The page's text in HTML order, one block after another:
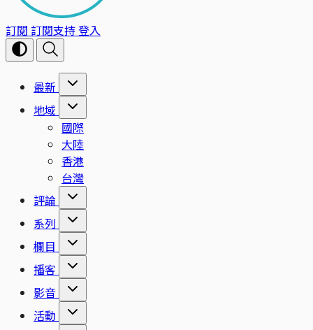
訂閱 訂閱支持登入
最新
地域
國際
大陸
香港
台灣
評論
系列
欄目
播客
影音
活動